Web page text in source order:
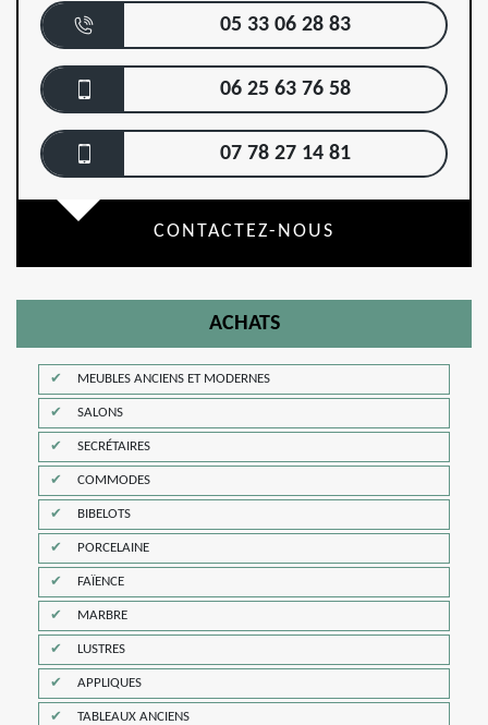
05 33 06 28 83
06 25 63 76 58
07 78 27 14 81
CONTACTEZ-NOUS
ACHATS
MEUBLES ANCIENS ET MODERNES
SALONS
SECRÉTAIRES
COMMODES
BIBELOTS
PORCELAINE
FAÏENCE
MARBRE
LUSTRES
APPLIQUES
TABLEAUX ANCIENS